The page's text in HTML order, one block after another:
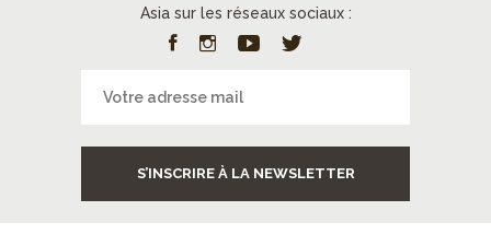
Asia sur les réseaux sociaux :
S’INSCRIRE À LA NEWSLETTER